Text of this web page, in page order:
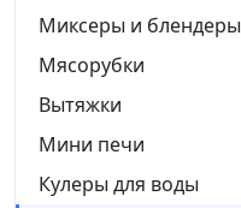
Миксеры и блендеры
Мясорубки
Вытяжки
Мини печи
Кулеры для воды